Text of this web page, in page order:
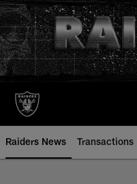
Skip
to
main
content
Raiders News Transactions